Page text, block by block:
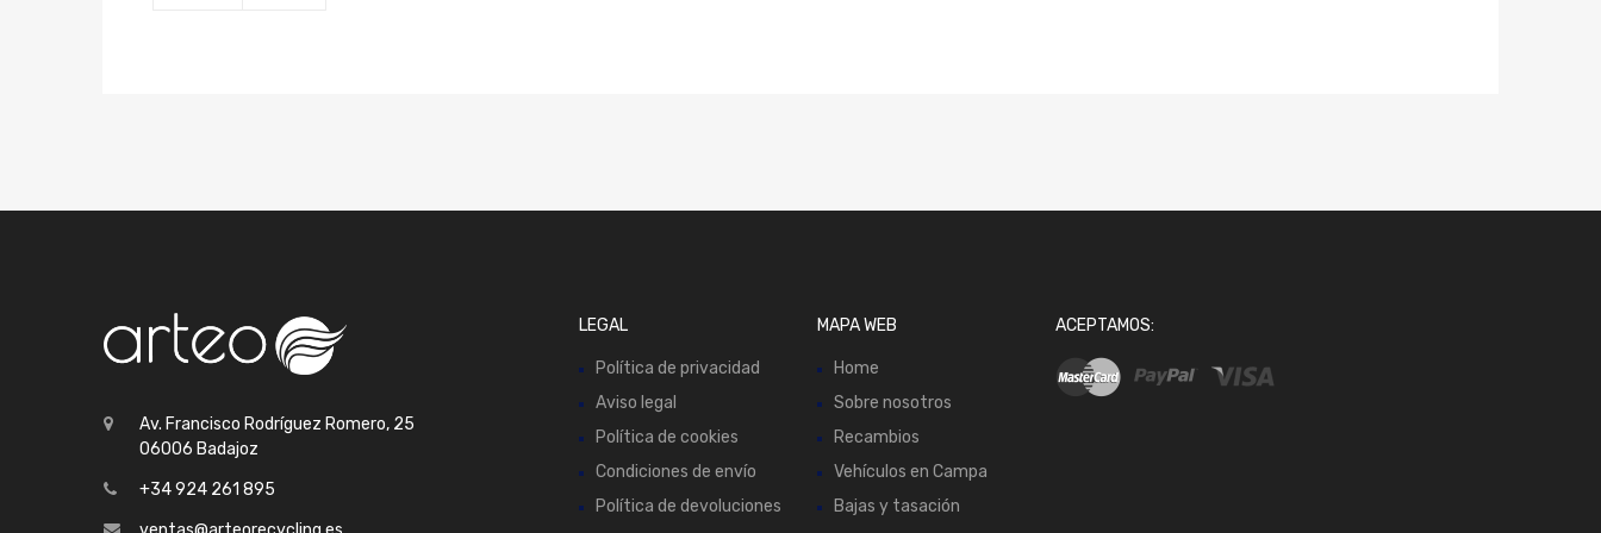
Av. Francisco Rodríguez Romero, 25
06006 Badajoz
+34 924 261 895
LEGAL
Política de privacidad
Aviso legal
Política de cookies
Condiciones de envío
Política de devoluciones
MAPA WEB
Home
Sobre nosotros
Recambios
Vehículos en Campa
Bajas y tasación
ACEPTAMOS: